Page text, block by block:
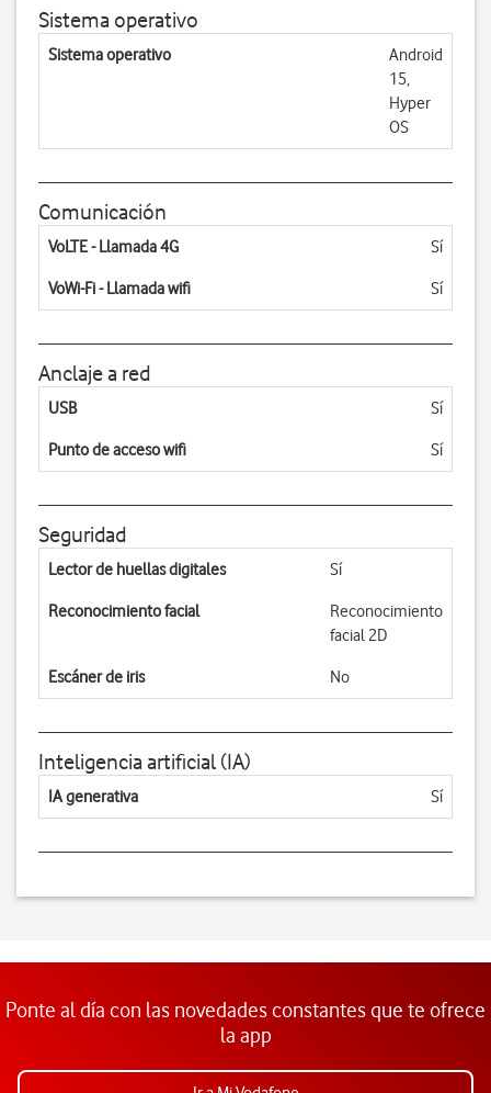
Sistema operativo
Sistema operativo
Android
15,
Hyper
OS
Comunicación
VoLTE - Llamada 4G Sí
VoWi-Fi - Llamada wifi Sí
Anclaje a red
USB Sí
Punto de acceso wifi Sí
Seguridad
Lector de huellas digitales Sí
Reconocimiento facial
Reconocimiento
facial 2D
Escáner de iris No
Inteligencia artificial (IA)
IA generativa Sí
Ponte al día con las novedades constantes que te ofrece
la app